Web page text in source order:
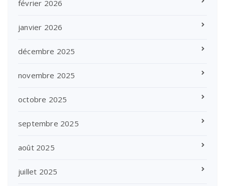
février 2026
janvier 2026
décembre 2025
novembre 2025
octobre 2025
septembre 2025
août 2025
juillet 2025